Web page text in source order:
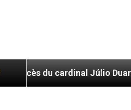
Júlio Duarte Langa